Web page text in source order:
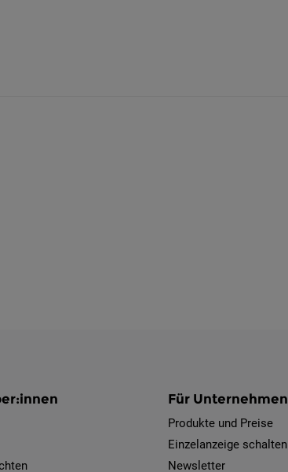
Für Unternehmen
Produkte und Preise
Einzelanzeige schalten
Newsletter